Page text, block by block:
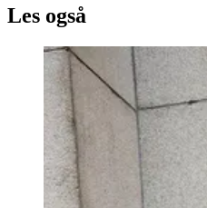
Les også